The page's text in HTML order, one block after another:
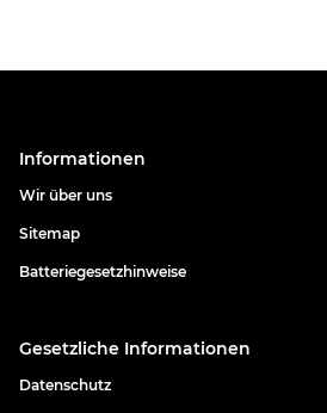
Informationen
Wir über uns
Sitemap
Batteriegesetzhinweise
Gesetzliche Informationen
Datenschutz